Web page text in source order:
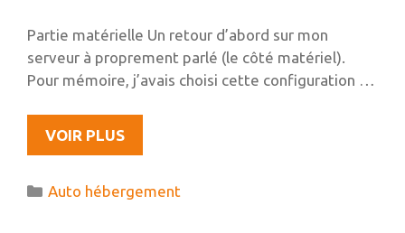
Partie matérielle Un retour d’abord sur mon
serveur à proprement parlé (le côté matériel).
Pour mémoire, j’avais choisi cette configuration …
VOIR PLUSRETOUR
D’EXPÉRIENCE
2
Catégories
Auto hébergement